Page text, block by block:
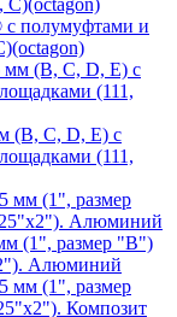
полумуфтами и
(B, C, D, E) с
(111,
(1", размер "B")
Алюминий